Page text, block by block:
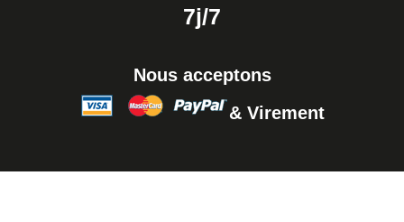
7j/7
Nous acceptons
& Virement